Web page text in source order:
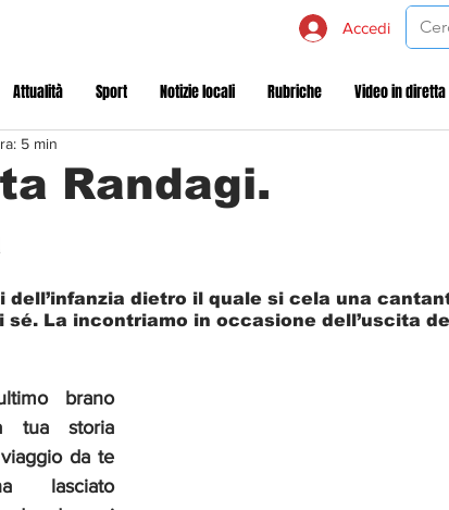
Accedi
Attualità Sport Notizie locali Rubriche Video in diretta
Randagi.
5 min
dell’infanzia dietro il quale si cela una
La incontriamo in occasione dell’uscita
brano
tua storia
da te
lasciato